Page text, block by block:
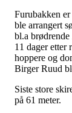
Furubakken
ble arrangert
bl.a
11 dager etter
hoppere og
Birger Ruud
Siste store
på 61 meter.